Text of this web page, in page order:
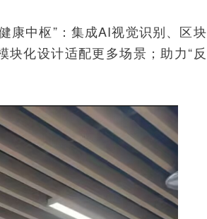
康中枢”：集成AI视觉识别、区块
化设计适配更多场景；助力“反